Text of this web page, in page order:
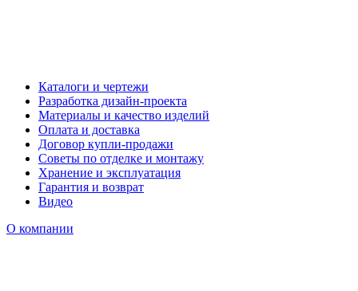
Каталоги и чертежи
Разработка дизайн-проекта
Материалы и качество изделий
Оплата и доставка
Договор купли-продажи
Советы по отделке и монтажу
Хранение и эксплуатация
Гарантия и возврат
Видео
О компании